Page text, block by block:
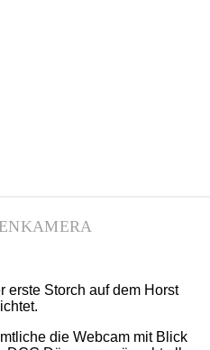
erste Storch auf dem Horst
die Webcam mit Blick